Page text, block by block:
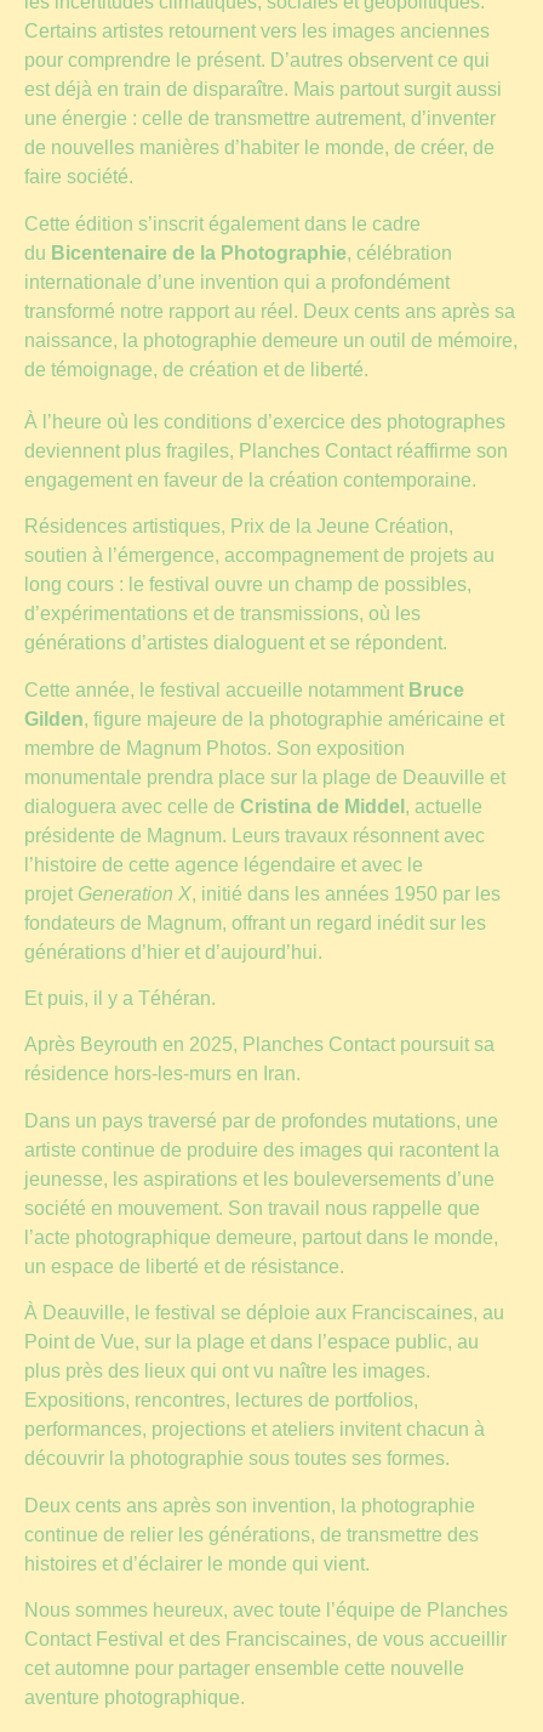
Certains artistes retournent vers les images anciennes
pour comprendre le présent. D’autres observent ce qui
est déjà en train de disparaître. Mais partout surgit aussi
une énergie : celle de transmettre autrement, d’inventer
de nouvelles manières d’habiter le monde, de créer, de
faire société.
Cette édition s’inscrit également dans le cadre
du Bicentenaire de la Photographie, célébration
internationale d’une invention qui a profondément
transformé notre rapport au réel. Deux cents ans après sa
naissance, la photographie demeure un outil de mémoire,
de témoignage, de création et de liberté.
À l’heure où les conditions d’exercice des photographes
deviennent plus fragiles, Planches Contact réaffirme son
engagement en faveur de la création contemporaine.
Résidences artistiques, Prix de la Jeune Création,
soutien à l’émergence, accompagnement de projets au
long cours : le festival ouvre un champ de possibles,
d’expérimentations et de transmissions, où les
générations d’artistes dialoguent et se répondent.
Cette année, le festival accueille notamment Bruce
Gilden, figure majeure de la photographie américaine et
membre de Magnum Photos. Son exposition
monumentale prendra place sur la plage de Deauville et
dialoguera avec celle de Cristina de Middel , actuelle
présidente de Magnum. Leurs travaux résonnent avec
l’histoire de cette agence légendaire et avec le
projet Generation X, initié dans les années 1950 par les
fondateurs de Magnum, offrant un regard inédit sur les
générations d’hier et d’aujourd’hui.
Et puis, il y a Téhéran.
Après Beyrouth en 2025, Planches Contact poursuit sa
résidence hors-les-murs en Iran.
Dans un pays traversé par de profondes mutations, une
artiste continue de produire des images qui racontent la
jeunesse, les aspirations et les bouleversements d’une
société en mouvement. Son travail nous rappelle que
l’acte photographique demeure, partout dans le monde,
un espace de liberté et de résistance.
À Deauville, le festival se déploie aux Franciscaines, au
Point de Vue, sur la plage et dans l’espace public, au
plus près des lieux qui ont vu naître les images.
Expositions, rencontres, lectures de portfolios,
performances, projections et ateliers invitent chacun à
découvrir la photographie sous toutes ses formes.
Deux cents ans après son invention, la photographie
continue de relier les générations, de transmettre des
histoires et d’éclairer le monde qui vient.
Nous sommes heureux, avec toute l’équipe de Planches
Contact Festival et des Franciscaines, de vous accueillir
cet automne pour partager ensemble cette nouvelle
aventure photographique.